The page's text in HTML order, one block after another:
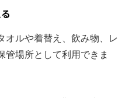
オルや着替え、飲み物、レ
管場所として利用できま